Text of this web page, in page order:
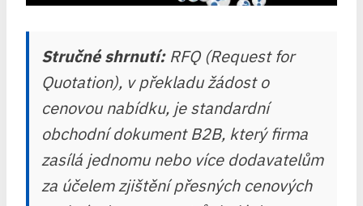
Stručné shrnutí:RFQ (Request for
Quotation), v překladu žádost o
cenovou nabídku, je standardní
obchodní dokument B2B, který firma
zasílá jednomu nebo více dodavatelům
za účelem zjištění přesných cenových